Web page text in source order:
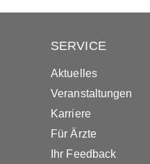
SERVICE
Aktuelles
Veranstaltungen
Karriere
Für Ärzte
Ihr Feedback